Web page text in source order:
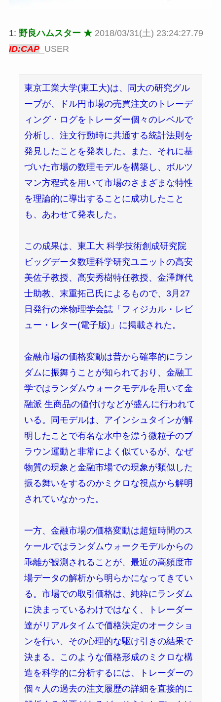
1: 野良ハムスター ★ 2018/03/31(土) 23:24:27.79
ID:CAP_USER
東京工業大学(東工大)は、同大の研究グル
ープが、ドル円市場の売買注文のトレーデ
ィング・ログをトレーダー個々のレベルで
分析し、注文行動時に共通する統計法則を
発見したことを発表した。また、それに基
づいた市場の数理モデルを構築し、ボルツ
マン方程式を用いて市場のさまざまな特性
を理論的に導出することに成功したこと
も、あわせて発表した。
この成果は、東工大 科学技術創成研究院
ビッグデータ数理科学研究ユニットの高安
美佐子教授、高安秀樹特任教授、金澤輝代
士助教、末重拓己氏によるもので、3月27
日発行の米物理学会誌「フィジカル・レビ
ュー・レター(電子版)」に掲載された。
金融市場の価格変動は昔から確率的にラン
ダムに振舞うことが知られており、金融工
学ではランダムウォークモデルを用いて金
融派 生商品の値付けなどが盛んに行われて
いる。同モデルは、アインシュタインが解
明したことで有名な水中を漂う微粒子のブ
ラウン運動と非常によく似ているが、なぜ
物質の現象と金融市場での現象が類似した
振る舞いをするのかミクロな視点から解明
されていなかった。
一方、金融市場の価格変動は超短時間のス
ケールではランダムウォークモデルからの
乖離が観測されることが、最近の高頻度市
場データの解析から明らかになってきてい
る。市場での取引価格は、純粋にランダム
に決まっているわけではなく、トレーダー
達がリアルタイムで価格決定のオークショ
ンを行い、その心理的な駆け引きの結果で
決まる。このような価格形成のミクロな構
造を科学的に分析するには、トレーダーの
個々人の過去の注文履歴の詳細を直接的に